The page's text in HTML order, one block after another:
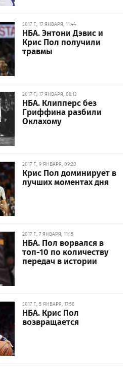
2017 Г., 17 ЯНВАРЯ, 11:44
НБА. Энтони Дэвис и
Крис Пол получили
травмы
2017 Г., 17 ЯНВАРЯ, 08:13
НБА. Клипперс без
Гриффина разбили
Оклахому
2017 Г., 9 ЯНВАРЯ, 09:20
Крис Пол доминирует в
лучших моментах дня
2017 Г., 7 ЯНВАРЯ, 11:15
НБА. Пол ворвался в
топ-10 по количеству
передач в истории
2017 Г., 5 ЯНВАРЯ, 17:58
НБА. Крис Пол
возвращается